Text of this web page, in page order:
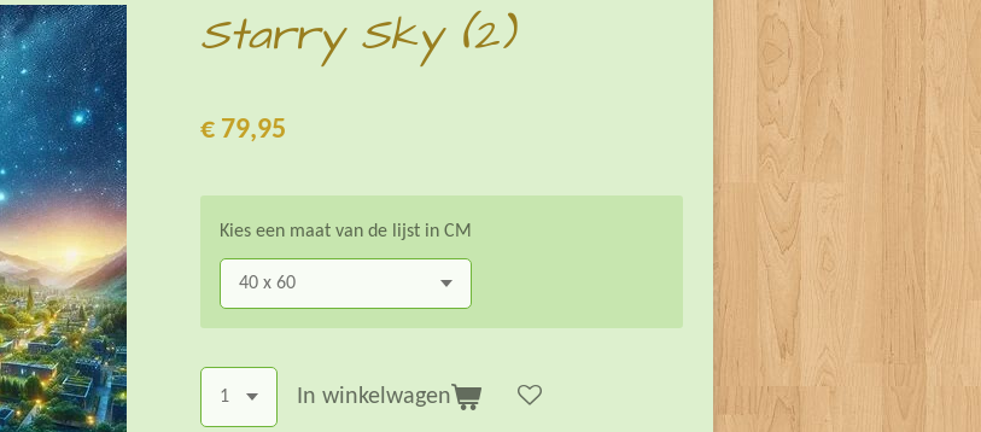
Starry Sky (2)
€ 79,95
Kies een maat van de lijst in CM
In winkelwagen